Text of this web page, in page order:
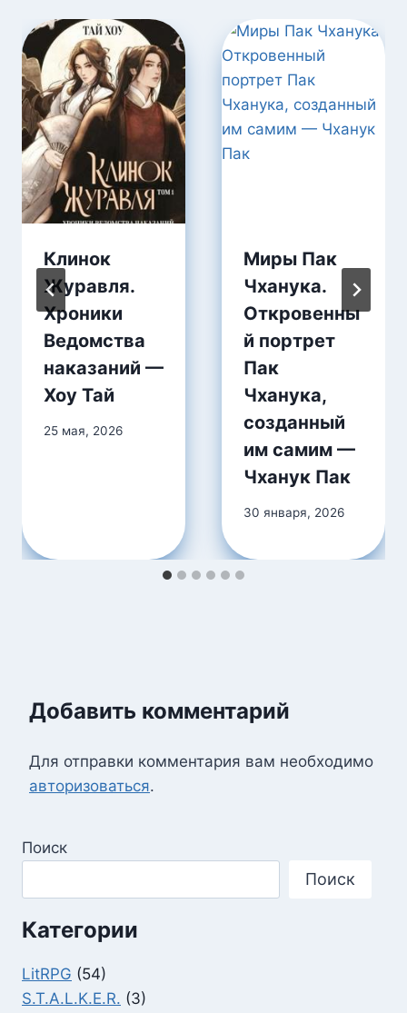
Клинок
Журавля.
Хроники
Ведомства
наказаний —
Хоу Тай
25 мая, 2026
Миры Пак
Чханука.
Откровенны
й портрет
Пак
Чханука,
созданный
им самим —
Чханук Пак
30 января, 2026
Добавить комментарий
Для отправки комментария вам необходимо
авторизоваться.
Поиск
Поиск
Категории
LitRPG (54)
S.T.A.L.K.E.R. (3)